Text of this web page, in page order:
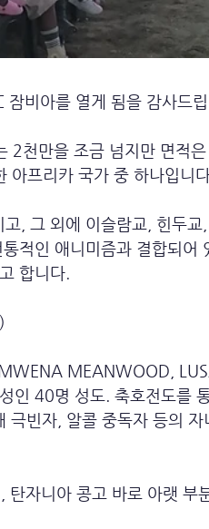
비아를 열게 됨을 감사드립
2천만을 조금 넘지만 면적
아프리카 국가 중 하나입니
, 그 외에 이슬람교, 힌두교
적인 애니미즘과 결합되어
합니다.
MEANWOOD,
인 40명 성도. 축호전도를
빈자, 알콜 중독자 등의
자니아 콩고 바로 아랫 부